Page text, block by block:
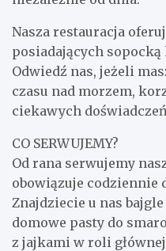
Nasza restauracja
posiadających
Odwiedź nas, jeżeli
czasu nad morzem,
ciekawych
CO SERWUJEMY?
Od rana serwujemy
obowiązuje codziennie
Znajdziecie u nas
domowe pasty do
z jajkami w roli